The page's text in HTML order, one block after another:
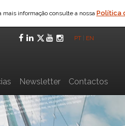
mais informação consulte a nossa Política
Facebook
LinkedIn
Twitter
YouTube
PT EN
Newsletter Contactos